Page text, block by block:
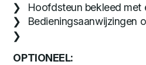
Hoofdsteun bekleed met
Bedieningsaanwijzingen
OPTIONEEL: